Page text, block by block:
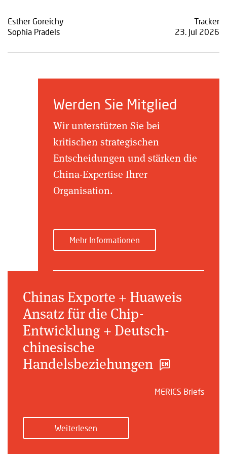
Esther Goreichy
Sophia Pradels
Tracker
23. Jul 2026
Werden Sie Mitglied
Wir unterstützen Sie bei
kritischen strategischen
Entscheidungen und stärken die
China-Expertise Ihrer
Organisation.
Mehr Informationen
Chinas Exporte + Huaweis
Ansatz für die Chip-
Entwicklung + Deutsch-
chinesische
Handelsbeziehungen
MERICS Briefs
Weiterlesen